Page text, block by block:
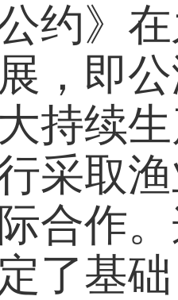
约》
，即
持续
采取
合作
了基